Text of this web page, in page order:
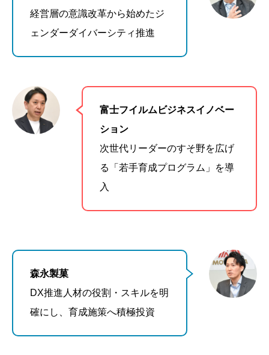
経営層の意識改革から始めたジ
ェンダーダイバーシティ推進
富士フイルムビジネスイノベー
ション
次世代リーダーのすそ野を広げ
る「若手育成プログラム」を導
入
森永製菓
DX推進人材の役割・スキルを明
確にし、育成施策へ積極投資